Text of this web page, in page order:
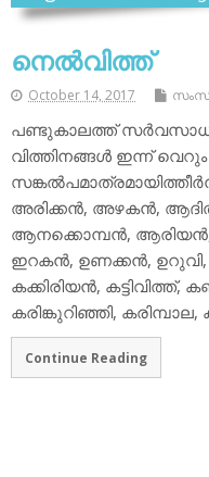
നെല്‍വിത്ത്
October 14, 2017
പണ്ടുകാലത്ത്
വിത്തിനങ്ങള്‍ ഇന്ന് വെറും
അരിക്കന്‍, അഴകന്‍,
ആനക്കൊമ്പന്‍,
ഇറകന്‍, ഉണക്കന്‍, ഉറുവി,
കക്കിരിയന്‍,
കരിങ്കുറിഞ്ഞി,
Continue Reading